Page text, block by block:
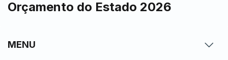
Orçamento do Estado 2026
MENU